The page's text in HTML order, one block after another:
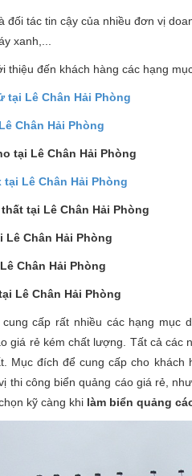
đối tác tin cậy của nhiều đơn vị
xanh,...
thiệu đến khách hàng các hạng
tại Lê Chân Hải Phòng
Chân Hải Phòng
tại Lê Chân Hải Phòng
Lê Chân Hải Phòng
tại Lê Chân Hải Phòng
Chân Hải Phòng
Chân Hải Phòng
Lê Chân Hải Phòng
cấp rất nhiều các hạng mục
giá rẻ kém chất lượng. Tất cả các
Mục đích để cung cấp cho
thi công biển quảng cáo giá rẻ,
kỹ càng khi làm biển quảng